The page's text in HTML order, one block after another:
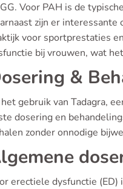
Voor PAH is de
zijn er
voor sportprestaties
bij vrouwen, wat
&
gebruik van Tadagra,
dosering en
zonder onnodige
erectiele dysfunctie